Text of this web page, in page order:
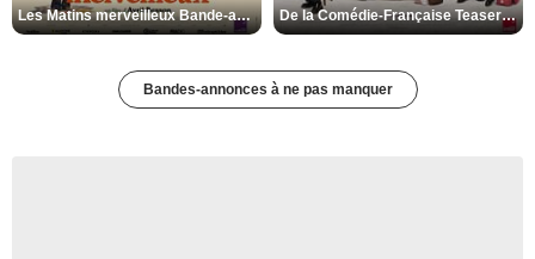
Les Matins merveilleux Bande-annonce VF De la Comédie-Française Teaser VF
Bandes-annonces à ne pas manquer